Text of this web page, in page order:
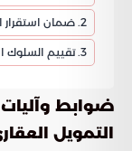
2. ضمان استقرار التدفقات النقدية
3. تقييم السلوك الائتماني والكفاءة المالية
ضوابط
التمويل